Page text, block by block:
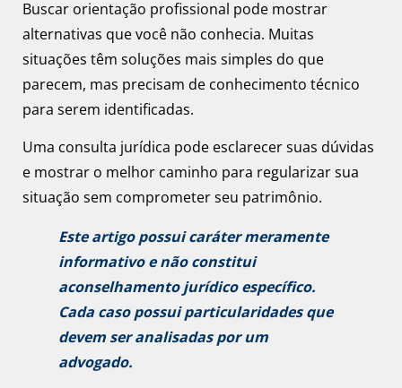
Buscar orientação profissional pode mostrar
alternativas que você não conhecia. Muitas
situações têm soluções mais simples do que
parecem, mas precisam de conhecimento técnico
para serem identificadas.
Uma consulta jurídica pode esclarecer suas dúvidas
e mostrar o melhor caminho para regularizar sua
situação sem comprometer seu patrimônio.
Este artigo possui caráter meramente
informativo e não constitui
aconselhamento jurídico específico.
Cada caso possui particularidades que
devem ser analisadas por um
advogado.